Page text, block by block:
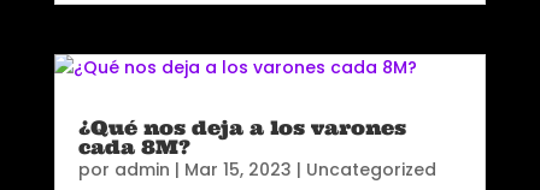
¿Qué nos deja a los varones
cada 8M?
por admin | Mar 15, 2023 | Uncategorized